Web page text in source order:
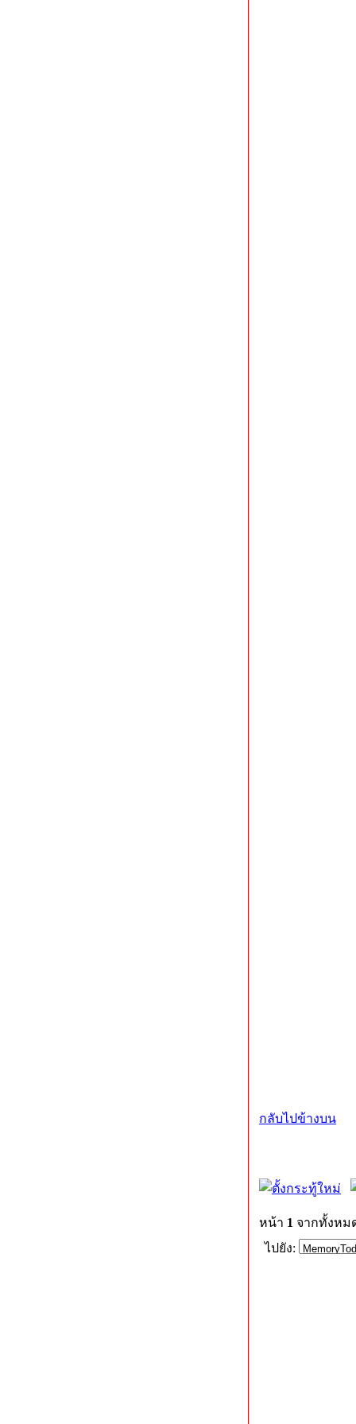
กลับไปข้างบน
หน้า 1 จากทั้งห
ไปยัง: